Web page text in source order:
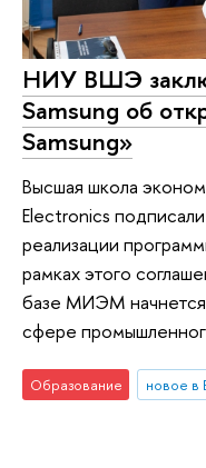
НИУ ВШЭ
Samsung об
Samsung»
Высшая школа
Electronics
реализации
рамках этого
базе МИЭМ начнется
сфере
Образование новое